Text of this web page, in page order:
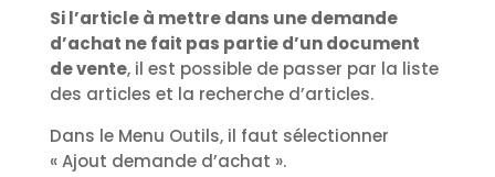
Si l’article à mettre dans une demande
d’achat ne fait pas partie d’un document
de vente, il est possible de passer par la liste
des articles et la recherche d’articles.
Dans le Menu Outils, il faut sélectionner
« Ajout demande d’achat ».